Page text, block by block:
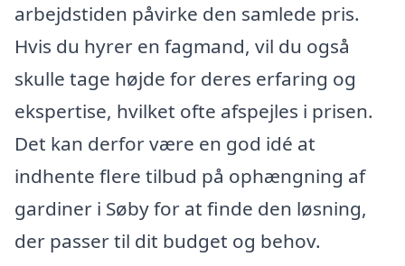
arbejdstiden påvirke den samlede pris.
Hvis du hyrer en fagmand, vil du også
skulle tage højde for deres erfaring og
ekspertise, hvilket ofte afspejles i prisen.
Det kan derfor være en god idé at
indhente flere tilbud på ophængning af
gardiner i Søby for at finde den løsning,
der passer til dit budget og behov.